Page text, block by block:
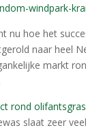
windpark-
nu hoe het
naar heel
markt
rond olifantsgras
slaat zeer